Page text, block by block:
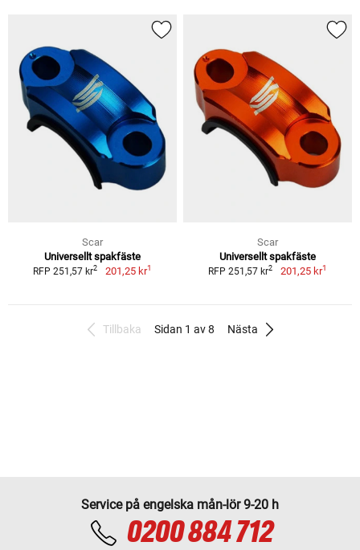
Scar
Universellt spakfäste
RFP 251,57 kr2 201,25 kr1
Scar
Universellt spakfäste
RFP 251,57 kr2 201,25 kr1
Tillbaka Sidan 1 av 8 Nästa
Service på engelska mån-lör 9-20 h
0200 884 712